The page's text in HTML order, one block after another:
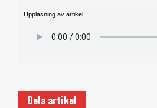
Uppläsning av artikel
Dela artikel